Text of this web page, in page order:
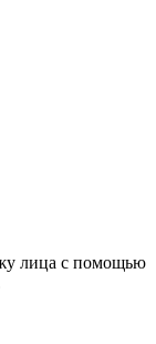
лица с помощью